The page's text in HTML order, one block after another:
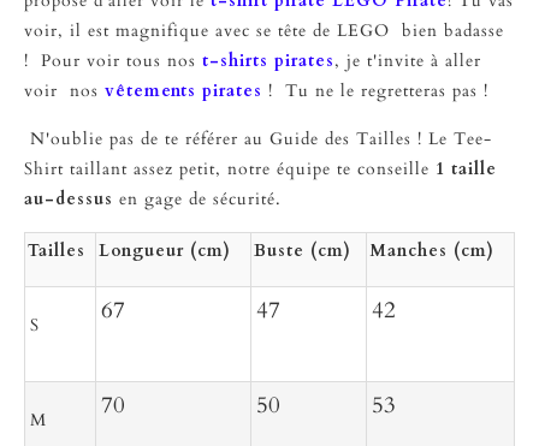
voir, il est magnifique avec se tête de LEGO bien badasse
! Pour voir tous nos t-shirts pirates, je t'invite à aller
voir nos vêtements pirates ! Tu ne le regretteras pas !
N'oublie pas de te référer au Guide des Tailles ! Le Tee-
Shirt taillant assez petit, notre équipe te conseille 1 taille
au-dessus en gage de sécurité.
Tailles Longueur (cm) Buste (cm) Manches (cm)
S 67 47 42
M 70 50 53